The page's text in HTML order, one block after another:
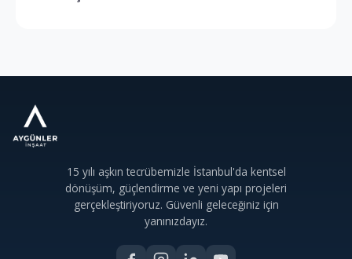
15 yılı aşkın tecrübemizle İstanbul'da kentsel
dönüşüm, güçlendirme ve yeni yapı projeleri
gerçekleştiriyoruz. Güvenli geleceğiniz için
yanınızdayız.